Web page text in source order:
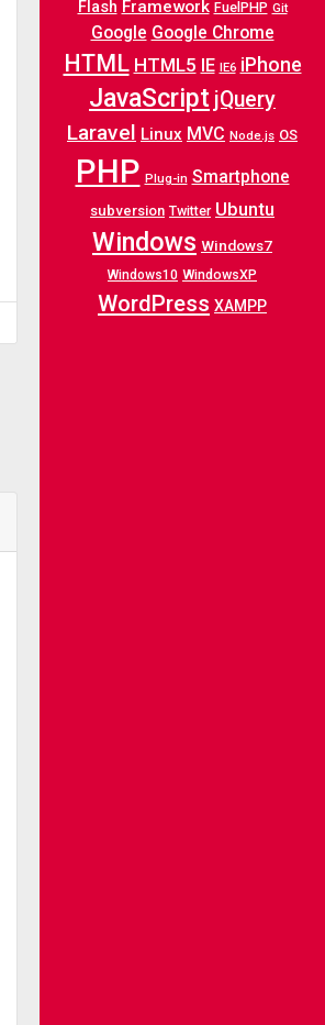
Flash Framework FuelPHP Git
Google Google Chrome
HTML HTML5 IE IE6 iPhone
JavaScript jQuery
Laravel Linux MVC Node.js OS
PHP Plug-in Smartphone
subversion Twitter Ubuntu
Windows Windows7
Windows10 WindowsXP
WordPress XAMPP